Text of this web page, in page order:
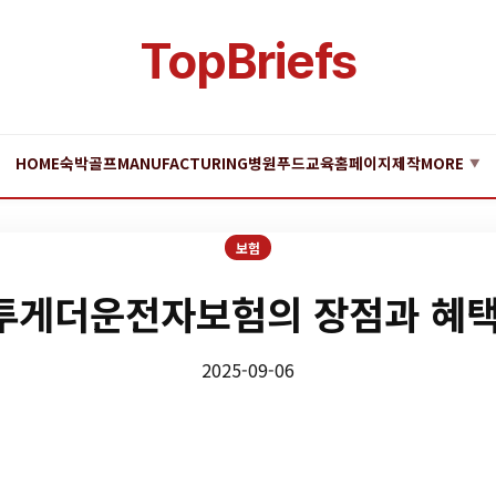
TopBriefs
HOME숙박골프MANUFACTURING병원푸드교육홈페이지제작MORE ▼
보험
게더운전자보험의 장점과 혜
2025-09-06